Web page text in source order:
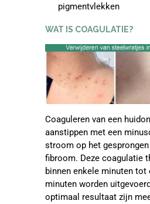
pigmentvlekken
WAT IS COAGULATIE?
Coaguleren van een
aanstippen met een
stroom op het
fibroom. Deze coagulatie
binnen enkele minuten tot
minuten worden
optimaal resultaat zijn